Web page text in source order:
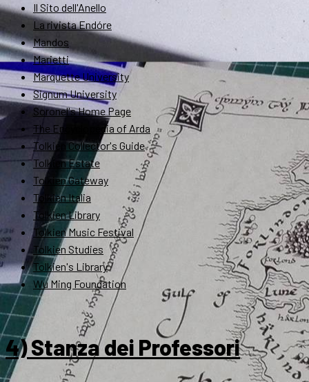
Il Sito dell'Anello
La rivista Endóre
Mandos
Marietti
Marquette University
Signum University
Soronel's Home Page
The Encyclopedia of Arda
Tolkien Collector's Guide
Tolkien Estate
Tolkien Gateway
Tolkien Italia
Tolkien Library
Tolkien Music Festival
Tolkien Studies
Tolkien's Library
Wu Ming Foundation
4) Stanza dei Professori